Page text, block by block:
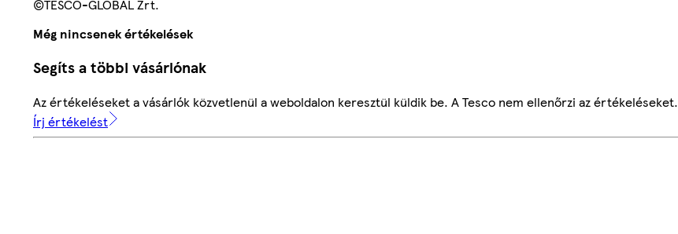
©TESCO-GLOBAL Zrt.
Még nincsenek értékelések
Segíts a többi vásárlónak
Az értékeléseket a vásárlók közvetlenül a weboldalon keresztül küldik be. A Tesco nem ellenőrzi az értékeléseket.
Írj értékelést